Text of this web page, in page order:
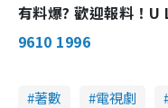
有料爆? 歡迎報料！
9610 1996
著數 電視劇